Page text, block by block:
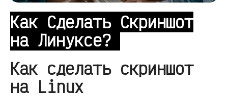
Как Сделать Скриншот
на Линуксе?
Как сделать скриншот
на Linux